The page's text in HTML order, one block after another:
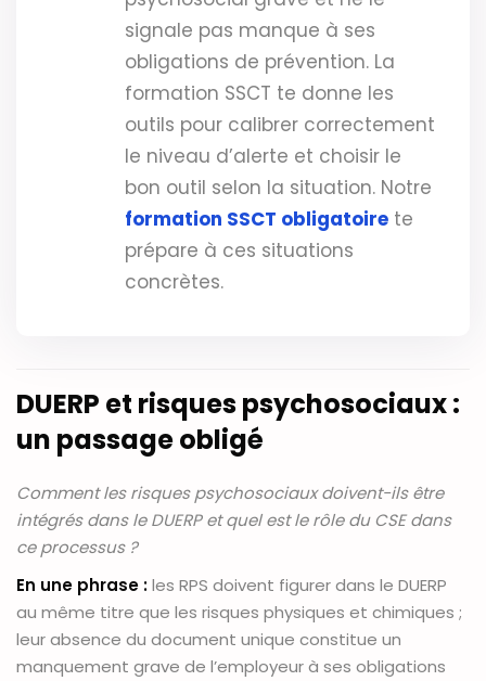
signale pas manque à ses
obligations de prévention. La
formation SSCT te donne les
outils pour calibrer correctement
le niveau d’alerte et choisir le
bon outil selon la situation. Notre
formation SSCT obligatoire te
prépare à ces situations
concrètes.
DUERP et risques psychosociaux :
un passage obligé
Comment les risques psychosociaux doivent-ils être
intégrés dans le DUERP et quel est le rôle du CSE dans
ce processus ?
En une phrase :les RPS doivent figurer dans le DUERP
au même titre que les risques physiques et chimiques ;
leur absence du document unique constitue un
manquement grave de l’employeur à ses obligations